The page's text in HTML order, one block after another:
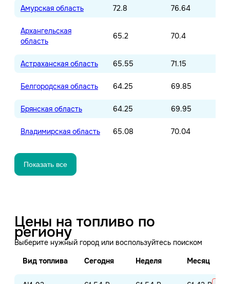
Амурская область 72.8 76.64
Архангельская
область
65.2 70.4
Астраханская область 65.55 71.15
Белгородская область 64.25 69.85
Брянская область 64.25 69.95
Владимирская область 65.08 70.04
Показать все
Цены на топливо по
региону
Выберите нужный город или воспользуйтесь поиском
Вид топлива
Сегодня Неделя Месяц